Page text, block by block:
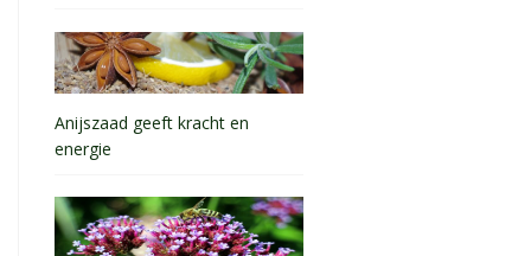
Anijszaad geeft kracht en
energie